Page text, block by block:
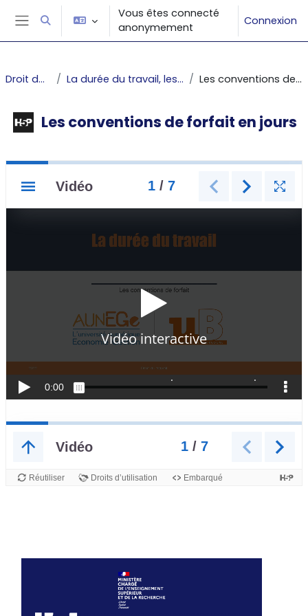
Passer au contenu principal
Panneau latéral
Activer/désactiver la saisie de recherche
Vous êtes connecté
anonymement
Connexion
Droit du travail La durée du travail, les repos et congés Les conventions de forfait en jours
Les conventions de forfait en jours